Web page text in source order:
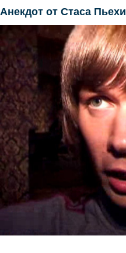
Анекдот от Стаса Пьехи